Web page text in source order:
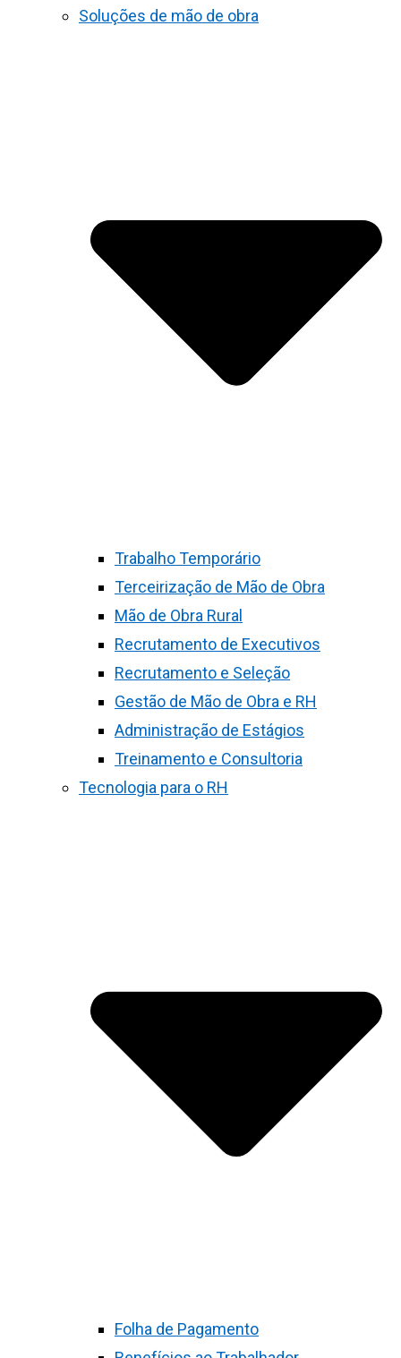
Soluções de mão de obra
Trabalho Temporário
Terceirização de Mão de Obra
Mão de Obra Rural
Recrutamento de Executivos
Recrutamento e Seleção
Gestão de Mão de Obra e RH
Administração de Estágios
Treinamento e Consultoria
Tecnologia para o RH
Folha de Pagamento